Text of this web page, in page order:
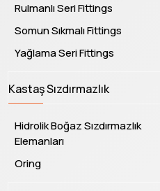
Rulmanlı Seri Fittings
Somun Sıkmalı Fittings
Yağlama Seri Fittings
Kastaş Sızdırmazlık
Hidrolik Boğaz Sızdırmazlık
Elemanları
Oring